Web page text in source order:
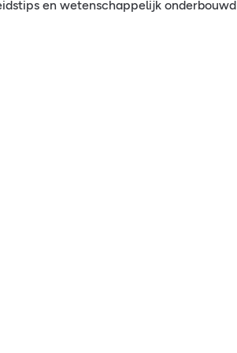
en wetenschappelijk onderbouwd